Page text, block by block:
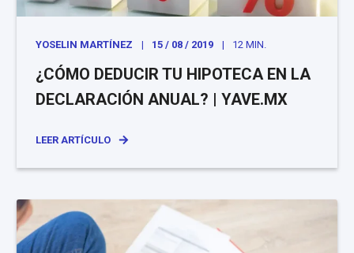
YOSELIN MARTÍNEZ 15 / 08 / 2019 12 MIN.
¿CÓMO DEDUCIR TU HIPOTECA EN LA
DECLARACIÓN ANUAL? | YAVE.MX
LEER ARTÍCULO